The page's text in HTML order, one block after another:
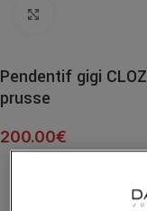
Pendentif gigi
prusse
200.00€